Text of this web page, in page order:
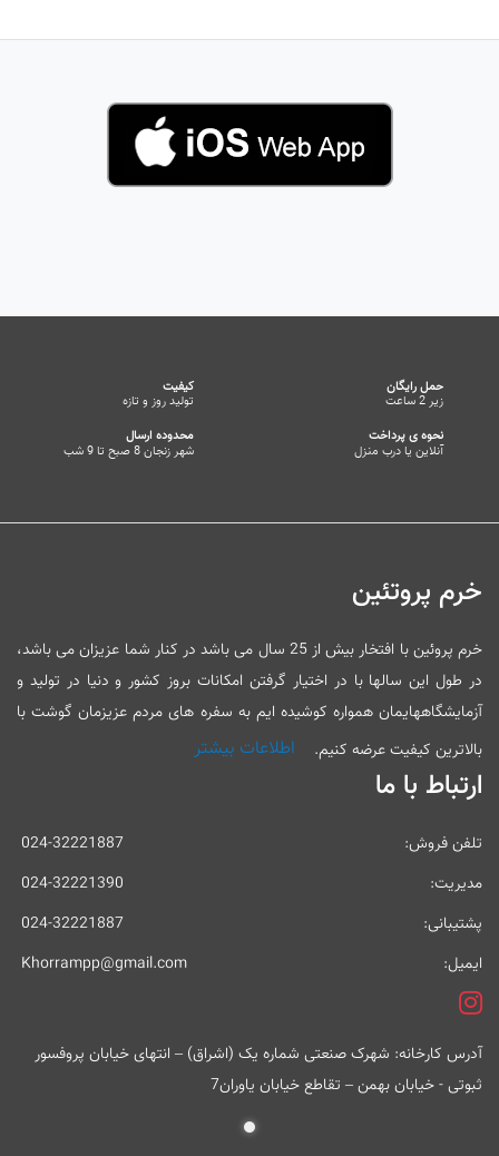
حمل رایگان
زیر 2 ساعت
کیفیت
تولید روز و تازه
نحوه ی پرداخت
آنلاین یا درب منزل
محدوده ارسال
شهر زنجان 8 صبح تا 9 شب
خرم پروتئین
خرم پروئین با افتخار بیش از 25 سال می باشد در کنار شما عزیزان می باشد،
در طول این سالها با در اختیار گرفتن امکانات بروز کشور و دنیا در تولید و
آزمایشگاههایمان همواره کوشیده ایم به سفره های مردم عزیزمان گوشت با
بالاترین کیفیت عرضه کنیم.
اطلاعات بیشتر
ارتباط با ما
تلفن فروش:
024-32221887
مدیریت:
024-32221390
پشتیبانی:
024-32221887
ایمیل:
Khorrampp@gmail.com
آدرس کارخانه: شهرک صنعتی شماره یک (اشراق) – انتهای خیابان پروفسور
ثبوتی - خیابان بهمن – تقاطع خیابان یاوران7